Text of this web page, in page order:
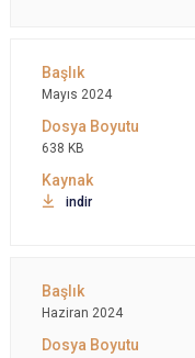
Mayıs 2024
638 KB
indir
Haziran 2024